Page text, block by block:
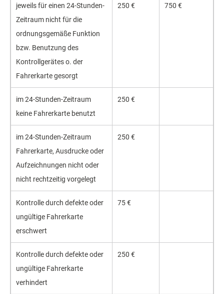
jeweils für einen 24-Stunden-
Zeitraum nicht für die
ordnungsgemäße Funktion
bzw. Benutzung des
Kontrollgerätes o. der
Fahrerkarte gesorgt
250 € 750 €
im 24-Stunden-Zeitraum
keine Fahrerkarte benutzt
250 €
im 24-Stunden-Zeitraum
Fahrerkarte, Ausdrucke oder
Aufzeichnungen nicht oder
nicht rechtzeitig vorgelegt
250 €
Kontrolle durch defekte oder
ungültige Fahrerkarte
erschwert
75 €
Kontrolle durch defekte oder
ungültige Fahrerkarte
verhindert
250 €